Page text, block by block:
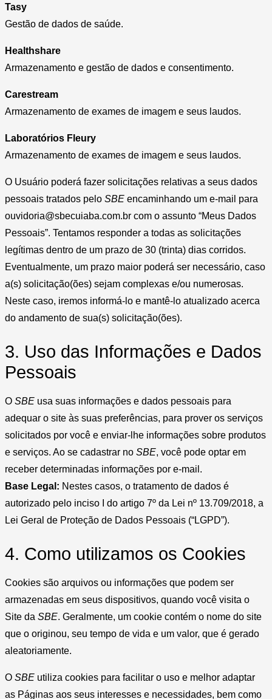
Tasy
Gestão de dados de saúde.
Healthshare
Armazenamento e gestão de dados e consentimento.
Carestream
Armazenamento de exames de imagem e seus laudos.
Laboratórios Fleury
Armazenamento de exames de imagem e seus laudos.
O Usuário poderá fazer solicitações relativas a seus dados
pessoais tratados pelo SBE encaminhando um e-mail para
ouvidoria@sbecuiaba.com.br com o assunto “Meus Dados
Pessoais”. Tentamos responder a todas as solicitações
legítimas dentro de um prazo de 30 (trinta) dias corridos.
Eventualmente, um prazo maior poderá ser necessário, caso
a(s) solicitação(ões) sejam complexas e/ou numerosas.
Neste caso, iremos informá-lo e mantê-lo atualizado acerca
do andamento de sua(s) solicitação(ões).
3. Uso das Informações e Dados
Pessoais
O SBE usa suas informações e dados pessoais para
adequar o site às suas preferências, para prover os serviços
solicitados por você e enviar-lhe informações sobre produtos
e serviços. Ao se cadastrar no SBE, você pode optar em
receber determinadas informações por e-mail.
Base Legal: Nestes casos, o tratamento de dados é
autorizado pelo inciso I do artigo 7º da Lei nº 13.709/2018, a
Lei Geral de Proteção de Dados Pessoais (“LGPD”).
4. Como utilizamos os Cookies
Cookies são arquivos ou informações que podem ser
armazenadas em seus dispositivos, quando você visita o
Site da SBE. Geralmente, um cookie contém o nome do site
que o originou, seu tempo de vida e um valor, que é gerado
aleatoriamente.
O SBE utiliza cookies para facilitar o uso e melhor adaptar
as Páginas aos seus interesses e necessidades, bem como